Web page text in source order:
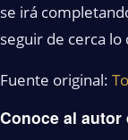
se irá
seguir de cerca
Fuente original:
Conoce al autor